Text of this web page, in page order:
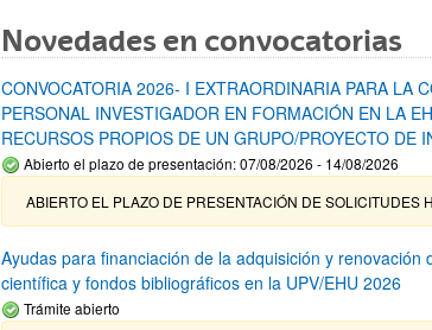
Novedades en convocatorias
CONVOCATORIA 2026- I EXTRAORDINARIA PARA LA
PERSONAL INVESTIGADOR EN FORMACIÓN EN LA
RECURSOS PROPIOS DE UN GRUPO/PROYECTO DE
Abierto el plazo de presentación: 07/08/2026 - 14/08/2026
ABIERTO EL PLAZO DE PRESENTACIÓN DE SOLICITUDES
Ayudas para financiación de la adquisición y renovación
científica y fondos bibliográficos en la UPV/EHU 2026
Trámite abierto